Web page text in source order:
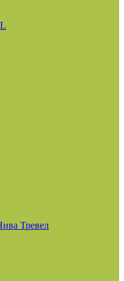
Тревел